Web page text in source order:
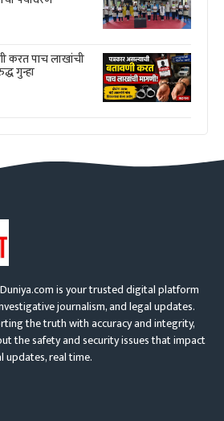
करत पाच लाखांची
गुन्हा
is your trusted digital platform
journalism, and legal updates.
the truth with accuracy and integrity,
the safety and security issues that impact
updates, real time.